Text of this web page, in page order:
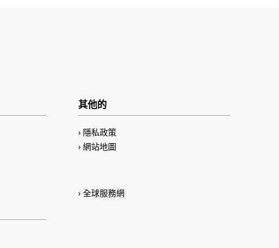
其他的
隱私政策
網站地圖
全球服務網